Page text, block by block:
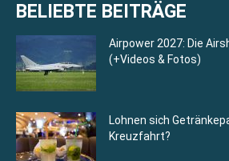
BELIEBTE BEITRÄGE
Airpower 2027: Die
(+Videos & Fotos)
Lohnen sich
Kreuzfahrt?